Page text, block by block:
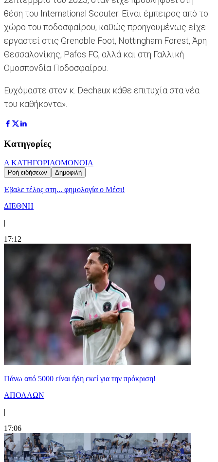
θέση του International Scouter. Είναι έμπειρος από το
χώρο του ποδοσφαίρου, καθώς προηγουμένως είχε
εργαστεί στις Grenoble Foot, Nottingham Forest, Άρη
Θεσσαλονίκης, Pafos FC, αλλά και στη Γαλλική
Ομοσπονδία Ποδοσφαίρου.
Ευχόμαστε στον κ. Dechaux κάθε επιτυχία στα νέα
του καθήκοντα».
Κατηγορίες
Α ΚΑΤΗΓΟΡΙΑΟΜΟΝΟΙΑ
Ροή ειδήσεων Δημοφιλή
Έβαλε τέλος στη... φημολογία o Μέσι!
ΔΙΕΘΝΗ
|
17:12
Πάνω από 5000 είναι ήδη εκεί για την πρόκριση!
ΑΠΟΛΛΩΝ
|
17:06